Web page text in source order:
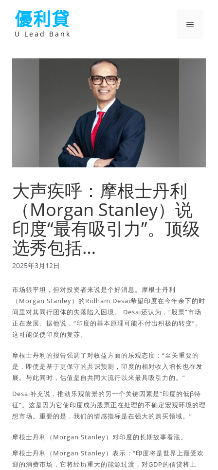
優利貸
U Lead Bank
選
大声疾呼：摩根士丹利
（Morgan Stanley）说
印度“最有吸引力”。顶级
选秀包括…
2025年3月12日
市场很平坦，但对投资者来说是个好消息。摩根士丹利
（Morgan Stanley）的Ridham Desai希望印度在今年余下的时
间里对其同行团体的失落陷入困境。 Desai还认为，“股票”市场
正在发展。据他说，“印度的基本原理可能不付出积极的转变”。
这可能促使印度的复苏。
摩根士丹利的报告强调了对收益方面的乐观态度：“至关重要的
是，即使是基于更保守的共识预测，印度的相对收入增长也在发
展。与此同时，估值是自共同大流行以来最具吸引力的。”
Desai补充说，推动乐观前景的另一个关键因素是“印度的低β特
征”。这是因为它使印度成为股票正在处理的不确定宏观环境的理
想市场。重要的是，我们的情感指标是在强大的购买领域。”
摩根士丹利（Morgan Stanley）对印度的长期故事看涨。
摩根士丹利（Morgan Stanley）表示：“印度将是世界上最受欢
迎的消费市场，它将经历重大的能源过渡，对GDP的信贷将上